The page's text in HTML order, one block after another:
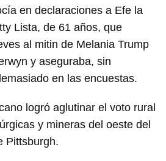
en declaraciones a Efe la
Lista, de 61 años, que
al mitin de Melania Trump
y aseguraba, sin
en las encuestas.
logró aglutinar el voto rural
y mineras del oeste del
Pittsburgh.